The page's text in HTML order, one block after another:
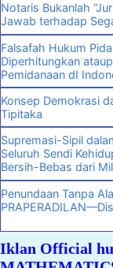
Notaris Bukanlah
Jawab terhadap
Falsafah Hukum
Diperhitungkan
Pemidanaan dI
Konsep Demokrasi
Tipitaka
Supremasi-Sipil
Seluruh Sendi
Bersih-Bebas dari
Penundaan Tanpa
Iklan Official